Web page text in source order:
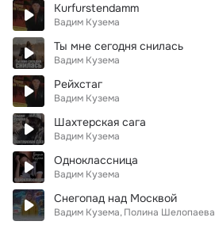
Kurfurstendamm
Вадим Кузема
Ты мне сегодня снилась
Вадим Кузема
Рейхстаг
Вадим Кузема
Шахтерская сага
Вадим Кузема
Одноклассница
Вадим Кузема
Снегопад над Москвой
Вадим Кузема Полина Шелопаева